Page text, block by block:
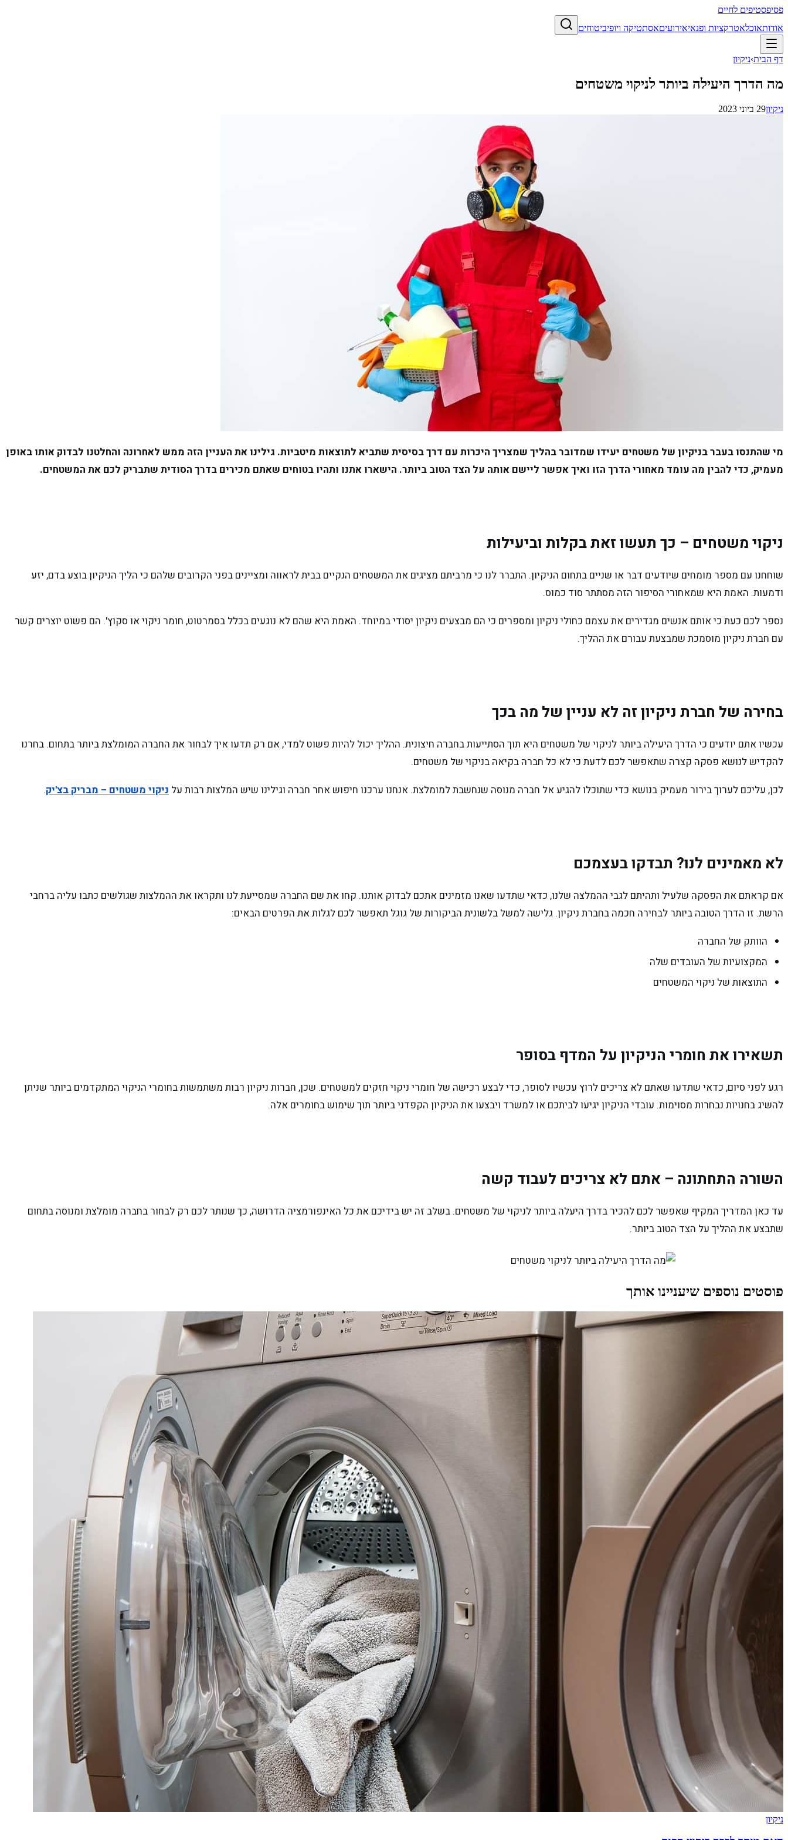
פסיפסטיפים לחיים
אודותאוכלאטרקציות ופנאיאירועיםאסתטיקה ויופיביטוחים
דף הבית›ניקיון
מה הדרך היעילה ביותר לניקוי משטחים
ניקיון29 ביוני 2023
מי שהתנסו בעבר בניקיון של משטחים יעידו שמדובר בהליך שמצריך היכרות עם דרך בסיסית שתביא לתוצאות מיטביות. גילינו את העניין הזה ממש לאחרונה והחלטנו לבדוק אותו באופן
מעמיק, כדי להבין מה עומד מאחורי הדרך הזו ואיך אפשר ליישם אותה על הצד הטוב ביותר. הישארו אתנו ותהיו בטוחים שאתם מכירים בדרך הסודית שתבריק לכם את המשטחים.
ניקוי משטחים – כך תעשו זאת בקלות וביעילות
שוחחנו עם מספר מומחים שיודעים דבר או שניים בתחום הניקיון. התברר לנו כי מרביתם מציגים את המשטחים הנקיים בבית לראווה ומציינים בפני הקרובים שלהם כי הליך הניקיון בוצע בדם, יזע
ודמעות. האמת היא שמאחורי הסיפור הזה מסתתר סוד כמוס.
נספר לכם כעת כי אותם אנשים מגדירים את עצמם כחולי ניקיון ומספרים כי הם מבצעים ניקיון יסודי במיוחד. האמת היא שהם לא נוגעים בכלל בסמרטוט, חומר ניקוי או סקוץ'. הם פשוט יוצרים קשר
עם חברת ניקיון מוסמכת שמבצעת עבורם את ההליך.
בחירה של חברת ניקיון זה לא עניין של מה בכך
עכשיו אתם יודעים כי הדרך היעילה ביותר לניקוי של משטחים היא תוך הסתייעות בחברה חיצונית. ההליך יכול להיות פשוט למדי, אם רק תדעו איך לבחור את החברה המומלצת ביותר בתחום. בחרנו
להקדיש לנושא פסקה קצרה שתאפשר לכם לדעת כי לא כל חברה בקיאה בניקוי של משטחים.
לכן, עליכם לערוך בירור מעמיק בנושא כדי שתוכלו להגיע אל חברה מנוסה שנחשבת למומלצת. אנחנו ערכנו חיפוש אחר חברה וגילינו שיש המלצות רבות על ניקוי משטחים – מבריק בצ'יק.
לא מאמינים לנו? תבדקו בעצמכם
אם קראתם את הפסקה שלעיל ותהיתם לגבי ההמלצה שלנו, כדאי שתדעו שאנו מזמינים אתכם לבדוק אותנו. קחו את שם החברה שמסייעת לנו ותקראו את ההמלצות שגולשים כתבו עליה ברחבי
הרשת. זו הדרך הטובה ביותר לבחירה חכמה בחברת ניקיון. גלישה למשל בלשונית הביקורות של גוגל תאפשר לכם לגלות את הפרטים הבאים:
הוותק של החברה
המקצועיות של העובדים שלה
התוצאות של ניקוי המשטחים
תשאירו את חומרי הניקיון על המדף בסופר
רגע לפני סיום, כדאי שתדעו שאתם לא צריכים לרוץ עכשיו לסופר, כדי לבצע רכישה של חומרי ניקוי חזקים למשטחים. שכן, חברות ניקיון רבות משתמשות בחומרי הניקוי המתקדמים ביותר שניתן
להשיג בחנויות נבחרות מסוימות. עובדי הניקיון יגיעו לביתכם או למשרד ויבצעו את הניקיון הקפדני ביותר תוך שימוש בחומרים אלה.
השורה התחתונה – אתם לא צריכים לעבוד קשה
עד כאן המדריך המקיף שאפשר לכם להכיר בדרך היעלה ביותר לניקוי של משטחים. בשלב זה יש בידיכם את כל האינפורמציה הדרושה, כך שנותר לכם רק לבחור בחברה מומלצת ומנוסה בתחום
שתבצע את ההליך על הצד הטוב ביותר.
פוסטים נוספים שיעניינו אותך
ניקיון